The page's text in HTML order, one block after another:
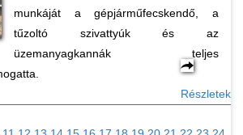
munkáját a gépjárműfecskendő, a
tűzoltó szivattyúk és az
üzemanyagkannák teljes
Részletek